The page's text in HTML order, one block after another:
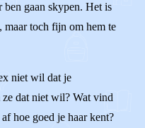
ben gaan skypen. Het is
maar toch fijn om hem te
niet wil dat je
dat niet wil? Wat vind
hoe goed je haar kent?